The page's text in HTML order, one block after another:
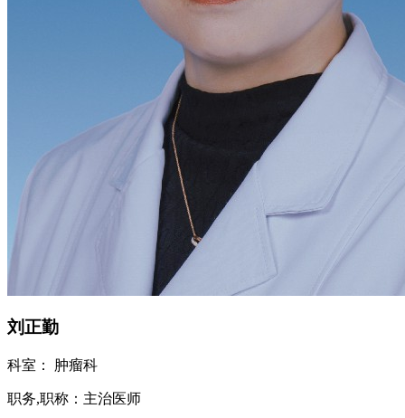
刘正勤
科室： 肿瘤科
职务,职称： 主治医师